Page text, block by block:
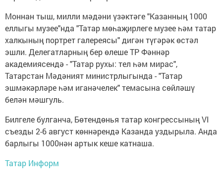
Моннан тыш, милли мәдәни үзәктәге "Казанның 1000
еллыгы музее"нда "Татар мөһаҗирлеге музее һәм татар
халкының портрет галереясы" дигән түгәрәк өстәл
эшли. Делегатларның бер өлеше ТР Фәннәр
академиясендә - "Татар рухы: тел һәм мирас",
Татарстан Мәдәният министрлыгында - "Татар
эшмәкәрләре һәм иганәчелек" темасына сөйләшү
белән мәшгуль.
Билгеле булганча, Бөтендөнья татар конгрессының VI
съезды 2-6 август көннәрендә Казанда уздырыла. Анда
барлыгы 1000нән артык кеше катнаша.
Татар Информ